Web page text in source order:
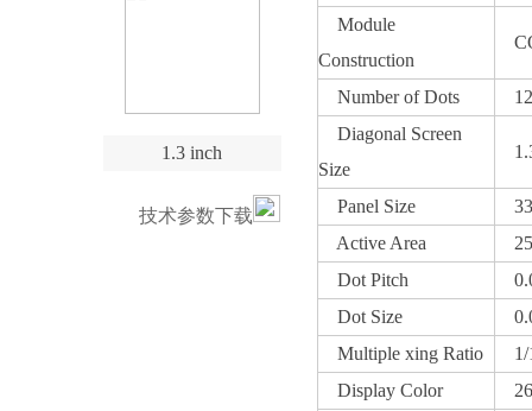
1.3 inch
技术参数下载
Module
Construction
Number of Dots
Diagonal Screen
Size
Panel Size
Active Area
Dot Pitch
Dot Size
Multiple xing Ratio
1/
Display Color